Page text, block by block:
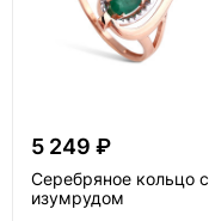
5 249 ₽
Серебряное кольцо с
изумрудом